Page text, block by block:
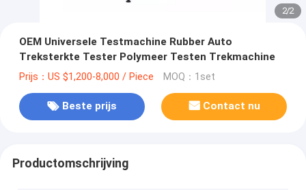
2/2
OEM Universele Testmachine Rubber Auto
Treksterkte Tester Polymeer Testen Trekmachine
Prijs：US $1,200-8,000 / Piece MOQ：1set
Beste prijs Contact nu
Productomschrijving